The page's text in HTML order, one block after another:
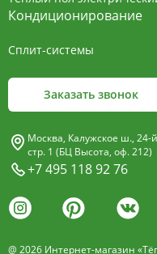
пластины, покрыт
покрытием чёрного
- изготавливается
анодированный
золото, бронза,
дерево – дуб
Кондиционирование
Сплит-системы
Заказать звонок
Москва, Калужское ш., 24-
стр. 1 (БЦ Высота, оф. 212)
+7 495 118 92 76
@ 2026 Интернет-магазин